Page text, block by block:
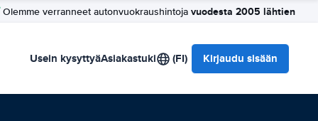
Olemme verranneet autonvuokraushintoja vuodesta 2005 lähtien
Usein kysyttyäAsiakastuki (FI) Kirjaudu sisään